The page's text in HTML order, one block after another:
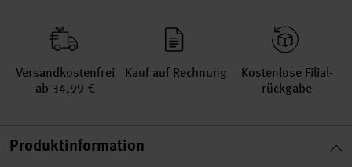
Versand­kosten­frei
ab 34,99 €
Kauf auf Rechnung
Kosten­lose Filial­
rückgabe
Produktinformation